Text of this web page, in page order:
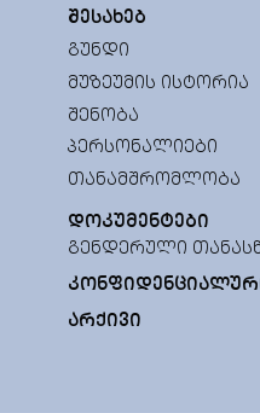
ᲨᲔᲡᲐᲮᲔᲑ
ᲒᲣᲜᲓᲘ
ᲛᲣᲖᲔᲣᲛᲘᲡ ᲘᲡᲢᲝᲠᲘᲐ
ᲨᲔᲜᲝᲑᲐ
ᲞᲔᲠᲡᲝᲜᲐᲚᲘᲔᲑᲘ
ᲗᲐᲜᲐᲛᲨᲠᲝᲛᲚᲝᲑᲐ
ᲓᲝᲙᲣᲛᲔᲜᲢᲔᲑᲘ
ᲒᲔᲜᲓᲔᲠᲣᲚᲘ
ᲐᲠᲥᲘᲕᲘ